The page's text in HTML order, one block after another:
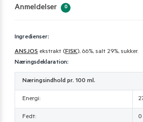
Anmeldelser 0
Ingredienser:
ANSJOS ekstrakt (FISK), 66%, salt 29%, sukker.
Næringsdeklaration:
Næringsindhold pr. 100 ml.
Energi:
Fedt: 0